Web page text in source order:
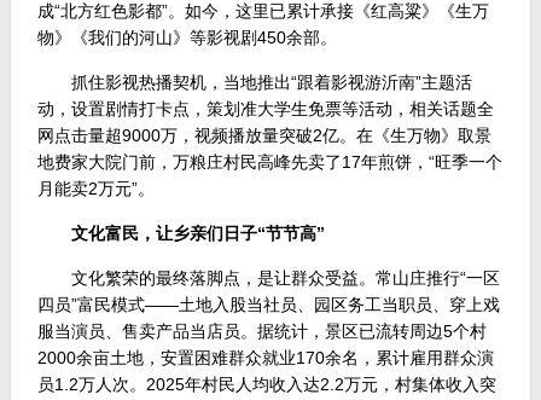
成“北方红色影都”。如今，这里已累计承接《红高粱》《生万
物》《我们的河山》等影视剧450余部。
抓住影视热播契机，当地推出“跟着影视游沂南”主题活
动，设置剧情打卡点，策划准大学生免票等活动，相关话题全
网点击量超9000万，视频播放量突破2亿。在《生万物》取景
地费家大院门前，万粮庄村民高峰先卖了17年煎饼，“旺季一个
月能卖2万元”。
文化富民，让乡亲们日子“节节高”
文化繁荣的最终落脚点，是让群众受益。常山庄推行“一区
四员”富民模式——土地入股当社员、园区务工当职员、穿上戏
服当演员、售卖产品当店员。据统计，景区已流转周边5个村
2000余亩土地，安置困难群众就业170余名，累计雇用群众演
员1.2万人次。2025年村民人均收入达2.2万元，村集体收入突